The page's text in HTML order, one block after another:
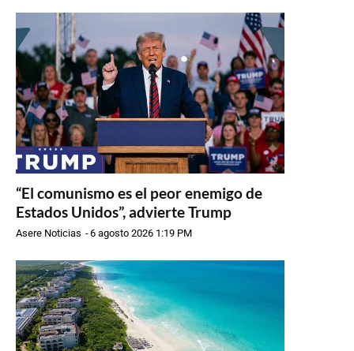
“El comunismo es el peor enemigo de
Estados Unidos”, advierte Trump
Asere Noticias -6 agosto 2026 1:19 PM